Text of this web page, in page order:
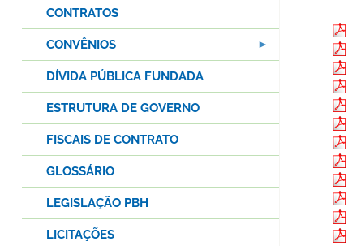
CONTRATOS
CONVÊNIOS
DÍVIDA PÚBLICA FUNDADA
ESTRUTURA DE GOVERNO
FISCAIS DE CONTRATO
GLOSSÁRIO
LEGISLAÇÃO PBH
LICITAÇÕES